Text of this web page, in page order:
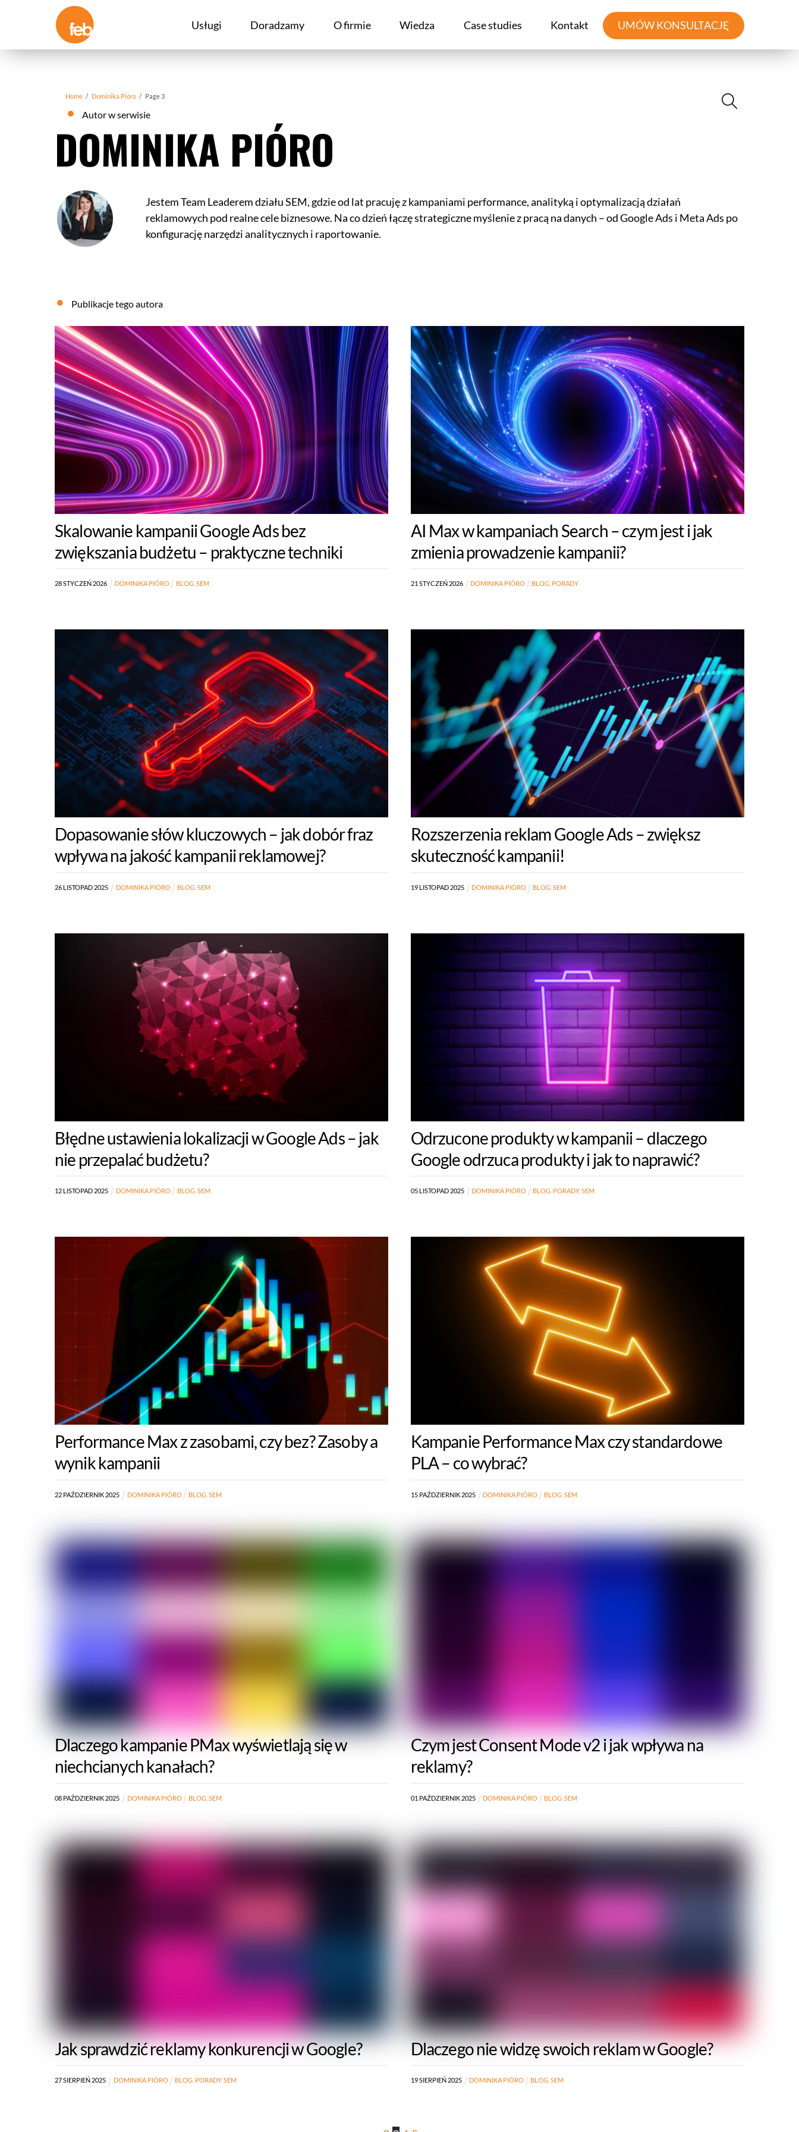
Usługi Doradzamy O firmie Wiedza Case studies Kontakt UMÓW KONSULTACJĘ
Home / Dominika Pióro / Page 3
Autor w serwisie
DOMINIKA PIÓRO
Jestem Team Leaderem działu SEM, gdzie od lat pracuję z kampaniami performance, analityką i optymalizacją działań
reklamowych pod realne cele biznesowe. Na co dzień łączę strategiczne myślenie z pracą na danych – od Google Ads i Meta Ads po
konfigurację narzędzi analitycznych i raportowanie.
Publikacje tego autora
Skalowanie kampanii Google Ads bez
zwiększania budżetu – praktyczne techniki
28STYCZEŃ 2026 DOMINIKA PIÓRO BLOG, SEM
AI Max w kampaniach Search – czym jest i jak
zmienia prowadzenie kampanii?
21 STYCZEŃ 2026 DOMINIKA PIÓRO BLOG PORADY
Dopasowanie słów kluczowych – jak dobór fraz
wpływa na jakość kampanii reklamowej?
26 LISTOPAD 2025 DOMINIKA PIÓRO BLOG, SEM
Rozszerzenia reklam Google Ads – zwiększ
skuteczność kampanii!
19 LISTOPAD 2025 DOMINIKA PIÓRO BLOG ,SEM
Błędne ustawienia lokalizacji w Google Ads – jak
nie przepalać budżetu?
12 LISTOPAD 2025 DOMINIKA PIÓRO BLOG, SEM
Odrzucone produkty w kampanii – dlaczego
Google odrzuca produkty i jak to naprawić?
05 LISTOPAD 2025 DOMINIKA PIÓRO BLOG PORADY,SEM
Performance Max z zasobami, czy bez? Zasoby a
wynik kampanii
22 PAŹDZIERNIK 2025 DOMINIKA PIÓRO BLOG, SEM
Kampanie Performance Max czy standardowe
PLA – co wybrać?
15 PAŹDZIERNIK 2025 DOMINIKA PIÓRO BLOG ,SEM
Dlaczego kampanie PMax wyświetlają się w
niechcianych kanałach?
08 PAŹDZIERNIK 2025 DOMINIKA PIÓRO BLOG, SEM
Czym jest Consent Mode v2 i jak wpływa na
reklamy?
01 PAŹDZIERNIK 2025 DOMINIKA PIÓRO BLOG ,SEM
Jak sprawdzić reklamy konkurencji w Google?
27SIERPIEŃ 2025 DOMINIKA PIÓRO BLOG, PORADY, SEM
Dlaczego nie widzę swoich reklam w Google?
19SIERPIEŃ 2025 DOMINIKA PIÓRO BLOG ,SEM